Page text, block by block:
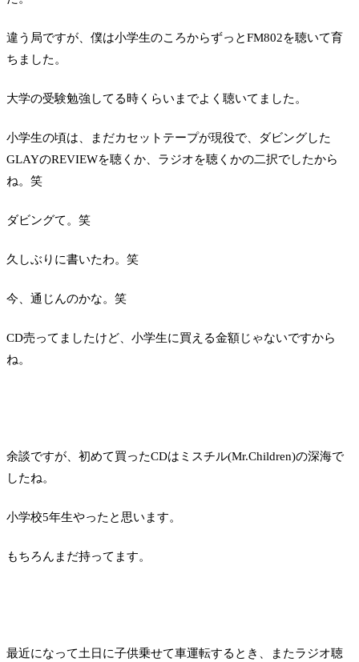
違う局ですが、僕は小学生のころからずっとFM802を聴いて育
ちました。
大学の受験勉強してる時くらいまでよく聴いてました。
小学生の頃は、まだカセットテープが現役で、ダビングした
GLAYのREVIEWを聴くか、ラジオを聴くかの二択でしたから
ね。笑
ダビングて。笑
久しぶりに書いたわ。笑
今、通じんのかな。笑
CD売ってましたけど、小学生に買える金額じゃないですから
ね。
余談ですが、初めて買ったCDはミスチル(Mr.Children)の深海で
したね。
小学校5年生やったと思います。
もちろんまだ持ってます。
最近になって土日に子供乗せて車運転するとき、またラジオ聴